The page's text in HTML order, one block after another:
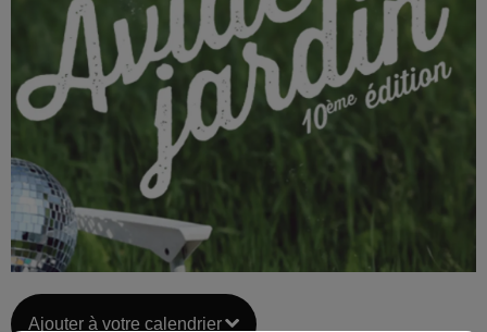
Ajouter à votre calendrier